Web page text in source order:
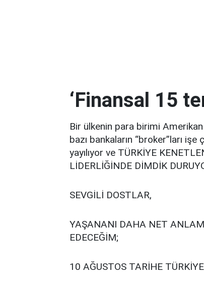
‘Finansal 15
Bir ülkenin para birimi Amerikan
bazı bankaların “broker”ları
yayılıyor ve TÜRKİYE
LİDERLİĞİNDE DİMDİK
SEVGİLİ DOSTLAR,
YAŞANANI DAHA NET
EDECEĞİM;
10 AĞUSTOS TARİHE